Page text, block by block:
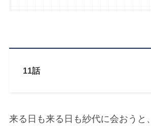
11話
来る日も来る日も紗代に会おうと、